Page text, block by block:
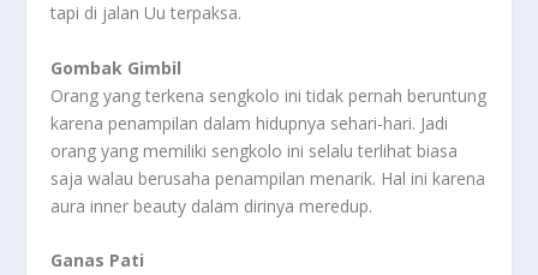
tapi di jalan Uu terpaksa.
Gombak Gimbil
Orang yang terkena sengkolo ini tidak pernah beruntung
karena penampilan dalam hidupnya sehari-hari. Jadi
orang yang memiliki sengkolo ini selalu terlihat biasa
saja walau berusaha penampilan menarik. Hal ini karena
aura inner beauty dalam dirinya meredup.
Ganas Pati